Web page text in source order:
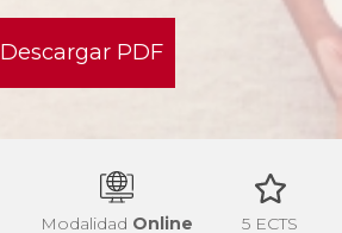
Descargar PDF
Modalidad Online 5 ECTS